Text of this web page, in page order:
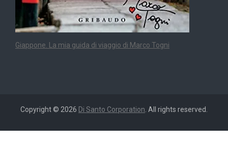
Giappone. La mia guida di viaggio di Marco Togni
Copyright © 2026 Di Santo Corporation . All rights reserved.